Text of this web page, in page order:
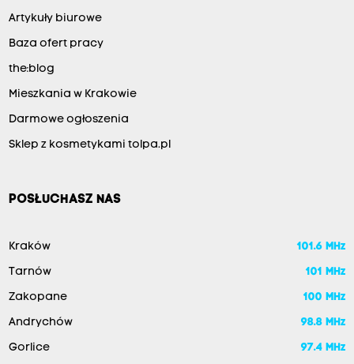
Artykuły biurowe
Baza ofert pracy
the:blog
Mieszkania w Krakowie
Darmowe ogłoszenia
Sklep z kosmetykami tolpa.pl
POSŁUCHASZ NAS
Kraków 101.6 MHz
Tarnów 101 MHz
Zakopane 100 MHz
Andrychów 98.8 MHz
Gorlice 97.4 MHz